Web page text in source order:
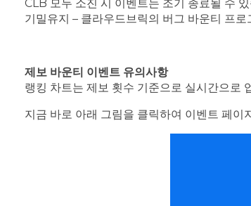
CLB 모두 소진 시 이벤트는 조기 종료될 수
기밀유지 – 클라우드브릭의 버그 바운티 프
제보 바운티 이벤트 유의사항
랭킹 차트는 제보 횟수 기준으로 실시간으로
지금 바로 아래 그림을 클릭하여 이벤트 페이